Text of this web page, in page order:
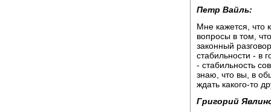
Петр Вайль:
Мне кажется, что
вопросы в том,
законный
стабильности - в
- стабильность
знаю, что вы, в
ждать какого-то
Григорий